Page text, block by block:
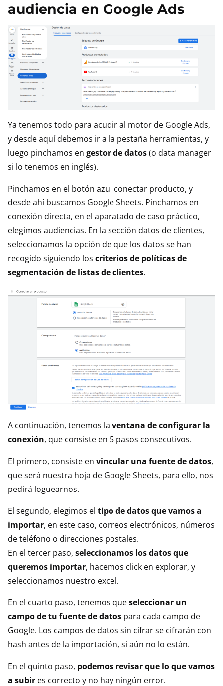
audiencia en Google Ads
Ya tenemos todo para acudir al motor de Google Ads,
y desde aquí debemos ir a la pestaña herramientas, y
luego pinchamos en gestor de datos(o data manager
si lo tenemos en inglés).
Pinchamos en el botón azul conectar producto, y
desde ahí buscamos Google Sheets. Pinchamos en
conexión directa, en el aparatado de caso práctico,
elegimos audiencias. En la sección datos de clientes,
seleccionamos la opción de que los datos se han
recogido siguiendo los criterios de políticas de
segmentación de listas de clientes.
A continuación, tenemos la ventana de configurar la
conexión, que consiste en 5 pasos consecutivos.
El primero, consiste en vincular una fuente de datos,
que será nuestra hoja de Google Sheets, para ello, nos
pedirá loguearnos.
El segundo, elegimos el tipo de datos que vamos a
importar, en este caso, correos electrónicos, números
de teléfono o direcciones postales.
En el tercer paso, seleccionamos los datos que
queremos importar, hacemos click en explorar, y
seleccionamos nuestro excel.
En el cuarto paso, tenemos queseleccionar un
campo de tu fuente de datos para cada campo de
Google. Los campos de datos sin cifrar se cifrarán con
hash antes de la importación, si aún no lo están.
En el quinto paso, podemos revisar que lo que vamos
a subir es correcto y no hay ningún error.